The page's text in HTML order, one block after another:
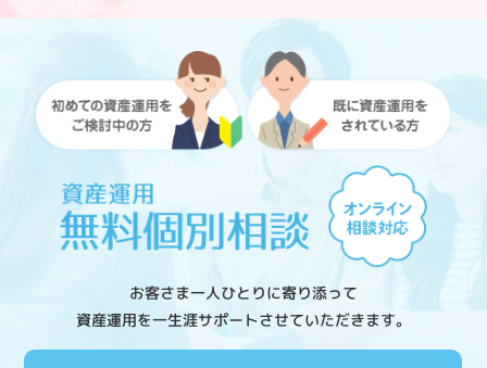
お客さま一人ひとりに寄り添って
資産運用を一生涯サポートさせていただきます。